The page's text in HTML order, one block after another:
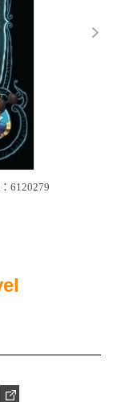
6120279